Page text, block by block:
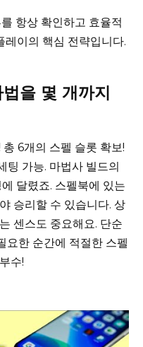
항상 확인하고 효율적
이의 핵심 전략입니다.
을 몇 개까지
총 6개의 스펠 슬롯 확보!
팅 가능. 마법사 빌드의
달렸죠. 스펠북에 있는
승리할 수 있습니다. 상
센스도 중요해요. 단순
요한 순간에 적절한 스펠
수!